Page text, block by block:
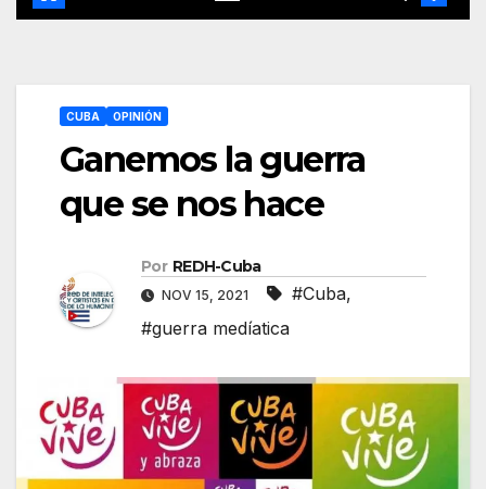
CUBA OPINIÓN
Ganemos la guerra
que se nos hace
Por REDH-Cuba
NOV 15, 2021 #Cuba,
#guerra medíatica